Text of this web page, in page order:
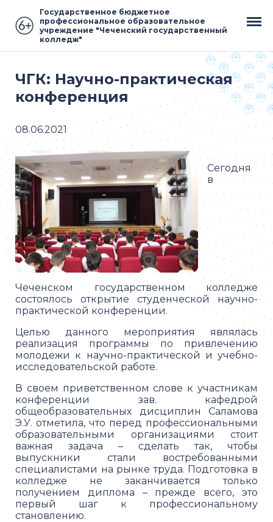
Государственное бюджетное
профессиональное образовательное
учреждение "Чеченский государственный
колледж"
ЧГК: Научно-практическая
конференция
08.06.2021
Сегодня
в
Чеченском государственном колледже
состоялось открытие студенческой научно-
практической конференции.
Целью данного мероприятия являлась
реализация программы по привлечению
молодежи к научно-практической и учебно-
исследовательской работе.
В своем приветственном слове к участникам
конференции зав. кафедрой
общеобразовательных дисциплин Саламова
Э.У. отметила, что перед профессиональными
образовательными организациями стоит
важная задача – сделать так, чтобы
выпускники стали востребованными
специалистами на рынке труда. Подготовка в
колледже не заканчивается только
получением диплома – прежде всего, это
первый шаг к профессиональному
становлению.